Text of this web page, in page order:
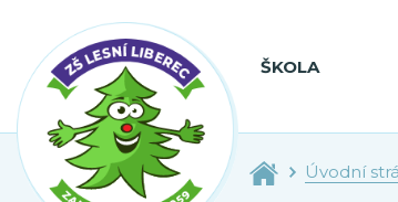
ŠKOLA
Úvodní